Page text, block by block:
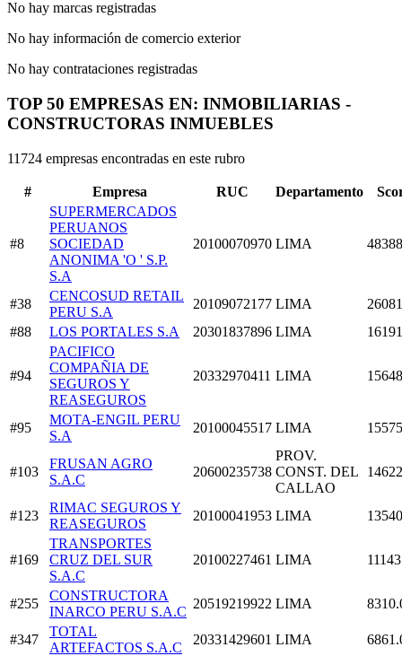
No hay marcas registradas
No hay información de comercio exterior
No hay contrataciones registradas
TOP 50 EMPRESAS EN: INMOBILIARIAS -
CONSTRUCTORAS INMUEBLES
11724 empresas encontradas en este rubro
# Empresa RUC Departamento
#8
SUPERMERCADOS
PERUANOS
SOCIEDAD
ANONIMA 'O ' S.P.
S.A
20100070970 LIMA
#38
CENCOSUD RETAIL
PERU S.A
20109072177 LIMA
#88
LOS PORTALES S.A 20301837896 LIMA
#94
PACIFICO
COMPAÑIA DE
SEGUROS Y
REASEGUROS
20332970411 LIMA
#95
MOTA-ENGIL PERU
S.A
20100045517 LIMA
#103
FRUSAN AGRO
S.A.C
20600235738
PROV.
CONST. DEL
CALLAO
#123
RIMAC SEGUROS Y
REASEGUROS
20100041953 LIMA
#169
TRANSPORTES
CRUZ DEL SUR
S.A.C
20100227461 LIMA
#255
CONSTRUCTORA
INARCO PERU S.A.C
20519219922 LIMA
#347
TOTAL
ARTEFACTOS S.A.C
20331429601 LIMA